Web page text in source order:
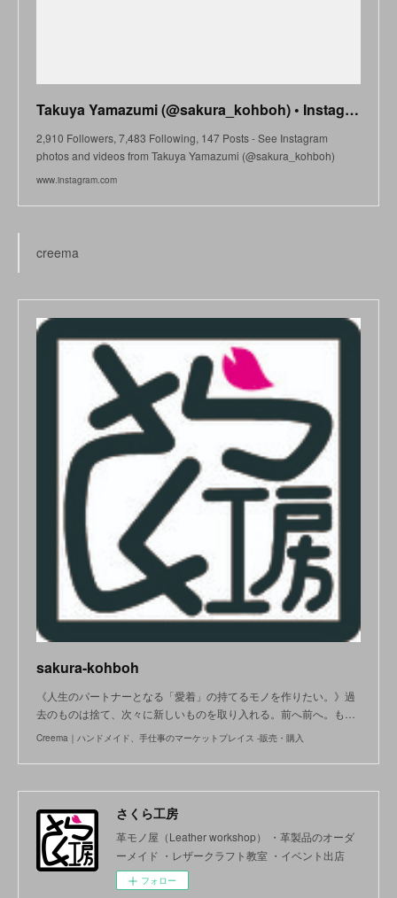
Takuya Yamazumi (@sakura_kohboh) • Instagram photos and videos
2,910 Followers, 7,483 Following, 147 Posts - See Instagram
photos and videos from Takuya Yamazumi (@sakura_kohboh)
www.instagram.com
creema
sakura-kohboh
《人生のパートナーとなる「愛着」の持てるモノを作りたい。》過
去のものは捨て、次々に新しいものを取り入れる。前へ前へ。も…
Creema｜ハンドメイド、手仕事のマーケットプレイス -販売・購入
さくら工房
革モノ屋（Leather workshop） ・革製品のオーダ
ーメイド ・レザークラフト教室 ・イベント出店
フォロー